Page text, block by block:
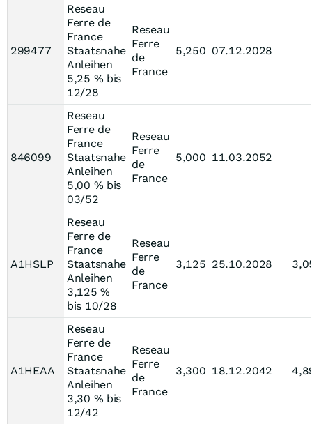
299477
Reseau
Ferre de
France
Staatsnahe
Anleihen
5,25 % bis
12/28
Reseau
Ferre
de
France
5,250 07.12.2028
846099
Reseau
Ferre de
France
Staatsnahe
Anleihen
5,00 % bis
03/52
Reseau
Ferre
de
France
5,000 11.03.2052
A1HSLP
Reseau
Ferre de
France
Staatsnahe
Anleihen
3,125 %
bis 10/28
Reseau
Ferre
de
France
3,125 25.10.2028
A1HEAA
Reseau
Ferre de
France
Staatsnahe
Anleihen
3,30 % bis
12/42
Reseau
Ferre
de
France
3,300 18.12.2042